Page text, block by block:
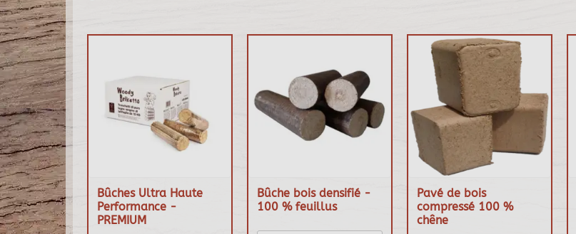
Bûches Ultra Haute
Performance -
PREMIUM
Bûche bois densifié -
100 % feuillus
Pavé de bois
compressé 100 %
chêne